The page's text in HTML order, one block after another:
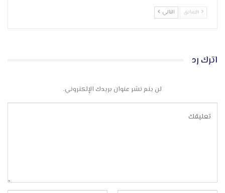
السابق التالي
اترك رد
لن يتم نشر عنوان بريدك الإلكتروني.